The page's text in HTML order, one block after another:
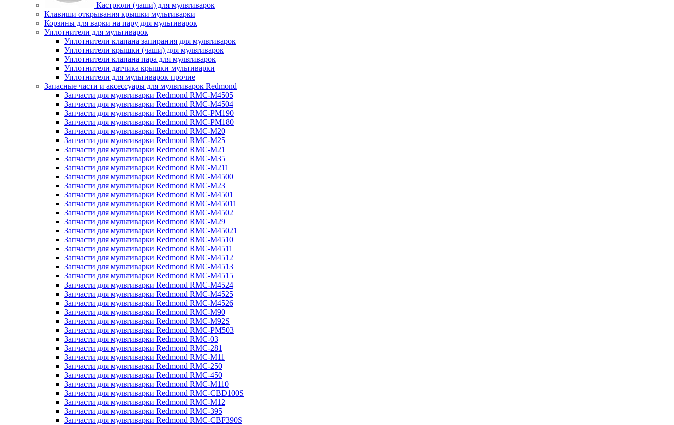
Кастрюли (чаши) для мультиварок
Клавиши открывания крышки мультиварки
Корзины для варки на пару для мультиварок
Уплотнители для мультиварок
Уплотнители клапана запирания для мультиварок
Уплотнители крышки (чаши) для мультиварок
Уплотнители клапана пара для мультиварок
Уплотнители датчика крышки мультиварки
Уплотнители для мультиварок прочие
Запасные части и аксессуары для мультиварок Redmond
Запчасти для мультиварки Redmond RMC-M4505
Запчасти для мультиварки Redmond RMC-M4504
Запчасти для мультиварки Redmond RMC-PM190
Запчасти для мультиварки Redmond RMC-PM180
Запчасти для мультиварки Redmond RMC-M20
Запчасти для мультиварки Redmond RMC-M25
Запчасти для мультиварки Redmond RMC-M21
Запчасти для мультиварки Redmond RMC-M35
Запчасти для мультиварки Redmond RMC-M211
Запчасти для мультиварки Redmond RMC-M4500
Запчасти для мультиварки Redmond RMC-M23
Запчасти для мультиварки Redmond RMC-M4501
Запчасти для мультиварки Redmond RMC-M45011
Запчасти для мультиварки Redmond RMC-M4502
Запчасти для мультиварки Redmond RMC-M29
Запчасти для мультиварки Redmond RMC-M45021
Запчасти для мультиварки Redmond RMC-M4510
Запчасти для мультиварки Redmond RMC-M4511
Запчасти для мультиварки Redmond RMC-M4512
Запчасти для мультиварки Redmond RMC-M4513
Запчасти для мультиварки Redmond RMC-M4515
Запчасти для мультиварки Redmond RMC-M4524
Запчасти для мультиварки Redmond RMC-M4525
Запчасти для мультиварки Redmond RMC-M4526
Запчасти для мультиварки Redmond RMC-M90
Запчасти для мультиварки Redmond RMC-M92S
Запчасти для мультиварки Redmond RMC-PM503
Запчасти для мультиварки Redmond RMC-03
Запчасти для мультиварки Redmond RMC-281
Запчасти для мультиварки Redmond RMC-M11
Запчасти для мультиварки Redmond RMC-250
Запчасти для мультиварки Redmond RMC-450
Запчасти для мультиварки Redmond RMC-M110
Запчасти для мультиварки Redmond RMC-CBD100S
Запчасти для мультиварки Redmond RMC-M12
Запчасти для мультиварки Redmond RMC-395
Запчасти для мультиварки Redmond RMC-CBF390S